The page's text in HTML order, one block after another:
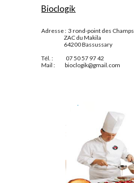
Bioclogik
Adresse :  3 rond-point des Champs
                       ZAC du Makila
                       64200 Bassussary
Tél. :             07 50 57 97 42
Mail :          bioclogik@gmail.com